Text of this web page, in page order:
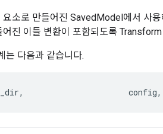
요소로 만들어진 SavedModel에서 사
어진 이들 변환이 포함되도록
는 다음과 같습니다.
, config,